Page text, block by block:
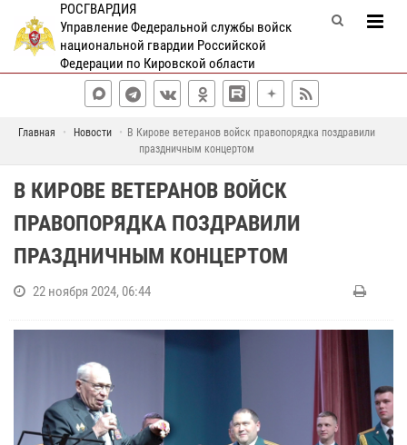
РОСГВАРДИЯ
Управление Федеральной службы войск
национальной гвардии Российской
Федерации по Кировской области
Главная Новости
В Кирове ветеранов войск правопорядка поздравили
праздничным концертом
В КИРОВЕ ВЕТЕРАНОВ ВОЙСК
ПРАВОПОРЯДКА ПОЗДРАВИЛИ
ПРАЗДНИЧНЫМ КОНЦЕРТОМ
22 ноября 2024, 06:44